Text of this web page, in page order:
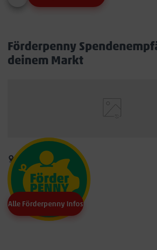
Förderpenny
deinem Markt
Alle Förderpenny Infos